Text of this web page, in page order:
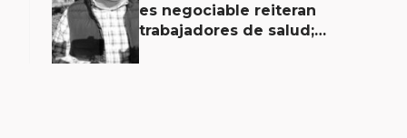
es negociable reiteran
trabajadores de salud;